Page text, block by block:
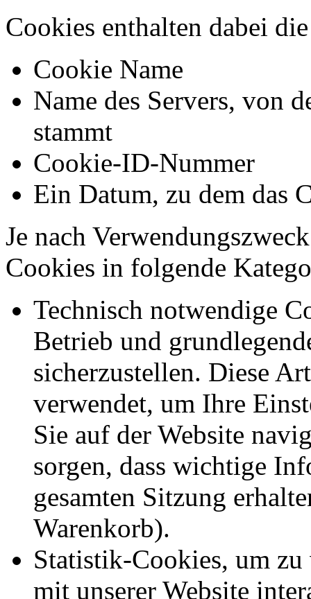
Cookies enthalten dabei
Cookie Name
Name des Servers, von
stammt
Cookie-ID-Nummer
Ein Datum, zu dem das
Je nach
Cookies in folgende
Technisch notwendige
Betrieb und
sicherzustellen. Diese
verwendet, um Ihre
Sie auf der Website
sorgen, dass wichtige
gesamten Sitzung
Warenkorb).
Statistik-Cookies, um zu
mit unserer Website